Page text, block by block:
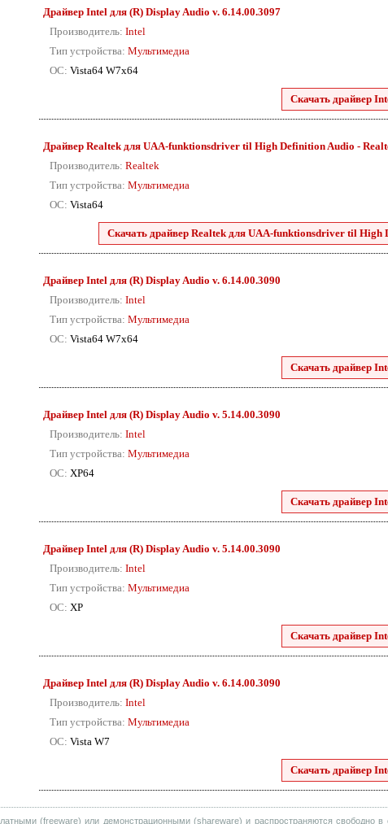
Драйвер Intel для (R) Display Audio v. 6.14.00.3097
Производитель: Intel
Тип устройства: Мультимедиа
ОС: Vista64 W7x64
Скачать драйвер
Драйвер Realtek для UAA-funktionsdriver til High Definition Audio -
Производитель: Realtek
Тип устройства: Мультимедиа
ОС: Vista64
Скачать драйвер Realtek для UAA-funktionsdriver til
Драйвер Intel для (R) Display Audio v. 6.14.00.3090
Производитель: Intel
Тип устройства: Мультимедиа
ОС: Vista64 W7x64
Скачать драйвер
Драйвер Intel для (R) Display Audio v. 5.14.00.3090
Производитель: Intel
Тип устройства: Мультимедиа
ОС: XP64
Скачать драйвер
Драйвер Intel для (R) Display Audio v. 5.14.00.3090
Производитель: Intel
Тип устройства: Мультимедиа
ОС: XP
Скачать драйвер
Драйвер Intel для (R) Display Audio v. 6.14.00.3090
Производитель: Intel
Тип устройства: Мультимедиа
ОС: Vista W7
Скачать драйвер
(freeware) или демонстрационными (shareware) и распространяются свободно